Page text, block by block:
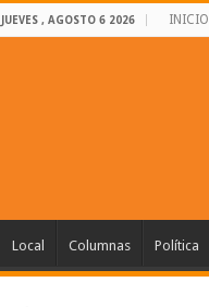
JUEVES , AGOSTO 6 2026 INICIO
Local Columnas Política